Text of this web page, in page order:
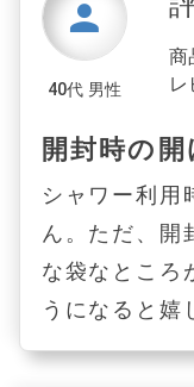
person
40代 男性
商
レ
開封時の
シャワー利用
ん。ただ、開
な袋なところ
うになると嬉